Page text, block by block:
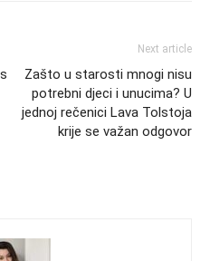
Next article
Zašto u starosti mnogi nisu
potrebni djeci i unucima? U
jednoj rečenici Lava Tolstoja
krije se važan odgovor